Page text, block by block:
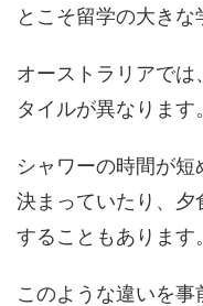
とこそ留学の大きな
オーストラリアでは
タイルが異なります。
シャワーの時間が短
決まっていたり、夕
することもあります。
このような違いを事